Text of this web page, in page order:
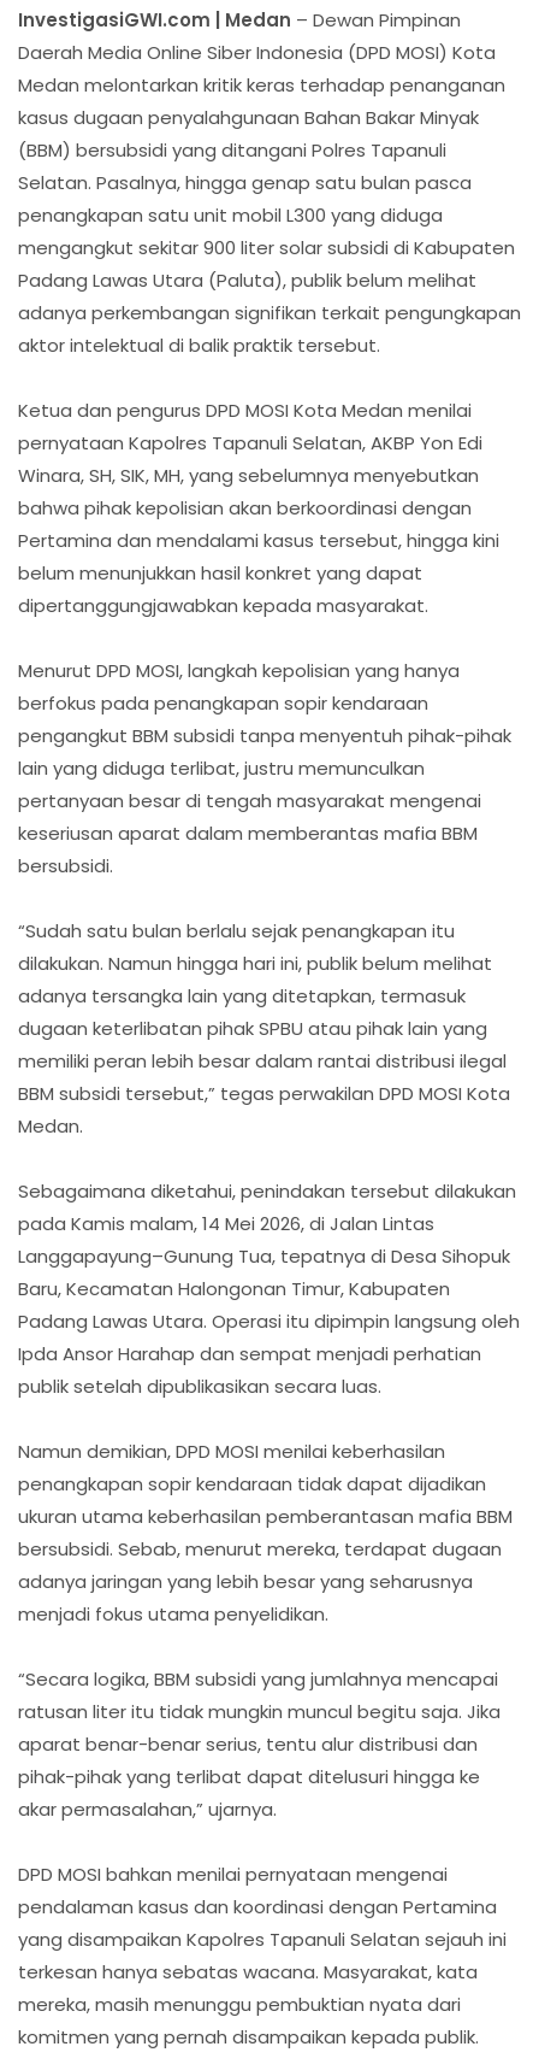
InvestigasiGWI.com | Medan – Dewan Pimpinan
Daerah Media Online Siber Indonesia (DPD MOSI) Kota
Medan melontarkan kritik keras terhadap penanganan
kasus dugaan penyalahgunaan Bahan Bakar Minyak
(BBM) bersubsidi yang ditangani Polres Tapanuli
Selatan. Pasalnya, hingga genap satu bulan pasca
penangkapan satu unit mobil L300 yang diduga
mengangkut sekitar 900 liter solar subsidi di Kabupaten
Padang Lawas Utara (Paluta), publik belum melihat
adanya perkembangan signifikan terkait pengungkapan
aktor intelektual di balik praktik tersebut.
Ketua dan pengurus DPD MOSI Kota Medan menilai
pernyataan Kapolres Tapanuli Selatan, AKBP Yon Edi
Winara, SH, SIK, MH, yang sebelumnya menyebutkan
bahwa pihak kepolisian akan berkoordinasi dengan
Pertamina dan mendalami kasus tersebut, hingga kini
belum menunjukkan hasil konkret yang dapat
dipertanggungjawabkan kepada masyarakat.
Menurut DPD MOSI, langkah kepolisian yang hanya
berfokus pada penangkapan sopir kendaraan
pengangkut BBM subsidi tanpa menyentuh pihak-pihak
lain yang diduga terlibat, justru memunculkan
pertanyaan besar di tengah masyarakat mengenai
keseriusan aparat dalam memberantas mafia BBM
bersubsidi.
“Sudah satu bulan berlalu sejak penangkapan itu
dilakukan. Namun hingga hari ini, publik belum melihat
adanya tersangka lain yang ditetapkan, termasuk
dugaan keterlibatan pihak SPBU atau pihak lain yang
memiliki peran lebih besar dalam rantai distribusi ilegal
BBM subsidi tersebut,” tegas perwakilan DPD MOSI Kota
Medan.
Sebagaimana diketahui, penindakan tersebut dilakukan
pada Kamis malam, 14 Mei 2026, di Jalan Lintas
Langgapayung–Gunung Tua, tepatnya di Desa Sihopuk
Baru, Kecamatan Halongonan Timur, Kabupaten
Padang Lawas Utara. Operasi itu dipimpin langsung oleh
Ipda Ansor Harahap dan sempat menjadi perhatian
publik setelah dipublikasikan secara luas.
Namun demikian, DPD MOSI menilai keberhasilan
penangkapan sopir kendaraan tidak dapat dijadikan
ukuran utama keberhasilan pemberantasan mafia BBM
bersubsidi. Sebab, menurut mereka, terdapat dugaan
adanya jaringan yang lebih besar yang seharusnya
menjadi fokus utama penyelidikan.
“Secara logika, BBM subsidi yang jumlahnya mencapai
ratusan liter itu tidak mungkin muncul begitu saja. Jika
aparat benar-benar serius, tentu alur distribusi dan
pihak-pihak yang terlibat dapat ditelusuri hingga ke
akar permasalahan,” ujarnya.
DPD MOSI bahkan menilai pernyataan mengenai
pendalaman kasus dan koordinasi dengan Pertamina
yang disampaikan Kapolres Tapanuli Selatan sejauh ini
terkesan hanya sebatas wacana. Masyarakat, kata
mereka, masih menunggu pembuktian nyata dari
komitmen yang pernah disampaikan kepada publik.